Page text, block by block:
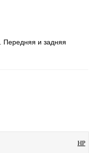
Передняя и задняя
HP